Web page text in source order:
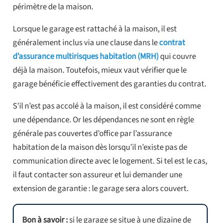
périmètre de la maison.
Lorsque le garage est rattaché à la maison, il est
généralement inclus via une clause dans lecontrat
d’assurance multirisques habitation (MRH)qui couvre
déjà la maison. Toutefois, mieux vaut vérifier que le
garage bénéficie effectivement des garanties du contrat.
S’il n’est pas accolé à la maison, il est considéré comme
une dépendance. Or les dépendances ne sont en règle
générale pas couvertes d’office par l’assurance
habitation de la maison dès lorsqu’il n’existe pas de
communication directe avec le logement. Si tel est le cas,
il faut contacter son assureur et lui demander une
extension de garantie : le garage sera alors couvert.
Bon à savoir :si le garage se situe à une dizaine de